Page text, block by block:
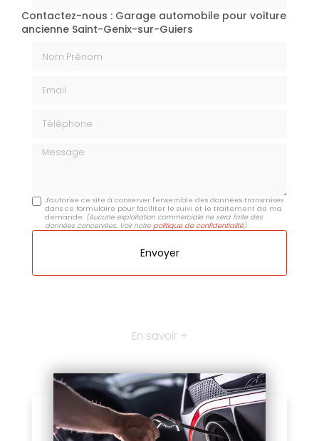
Contactez-nous : Garage automobile pour voiture
ancienne Saint-Genix-sur-Guiers
Message
J'autorise ce site à conserver l'ensemble des données transmises
dans ce formulaire pour faciliter le suivi et le traitement de ma
demande. (Aucune exploitation commerciale ne sera faite des
données concervées. Voir notrepolitique de confidentialité)
En savoir +